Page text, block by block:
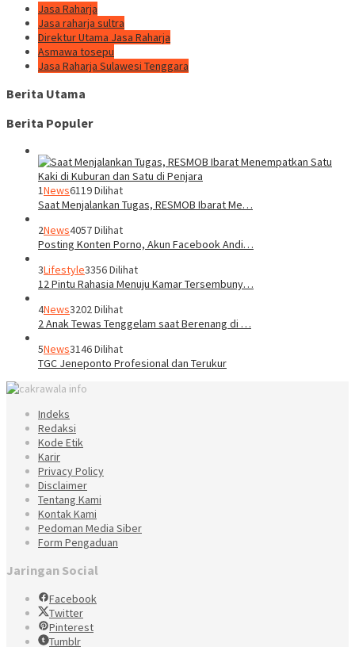
Jasa Raharja
Jasa raharja sultra
Direktur Utama Jasa Raharja
Asmawa tosepu
Jasa Raharja Sulawesi Tenggara
Berita Utama
Berita Populer
1News6119 Dilihat
Saat Menjalankan Tugas, RESMOB Ibarat Me…
2News4057 Dilihat
Posting Konten Porno, Akun Facebook Andi…
3Lifestyle3356 Dilihat
12 Pintu Rahasia Menuju Kamar Tersembuny…
4News3202 Dilihat
2 Anak Tewas Tenggelam saat Berenang di …
5News3146 Dilihat
TGC Jeneponto Profesional dan Terukur
Indeks
Redaksi
Kode Etik
Karir
Privacy Policy
Disclaimer
Tentang Kami
Kontak Kami
Pedoman Media Siber
Form Pengaduan
Jaringan Social
Facebook
Twitter
Pinterest
Tumblr